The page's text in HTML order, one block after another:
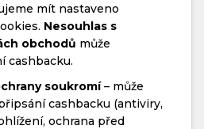
mít nastaveno
Nesouhlas s
obchodů může
cashbacku.
soukromí– může
cashbacku (antiviry,
ochrana před